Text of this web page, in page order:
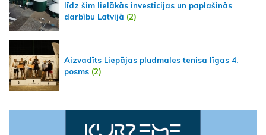
līdz šim lielākās investīcijas un paplašinās
darbību Latvijā (2)
Aizvadīts Liepājas pludmales tenisa līgas 4.
posms (2)